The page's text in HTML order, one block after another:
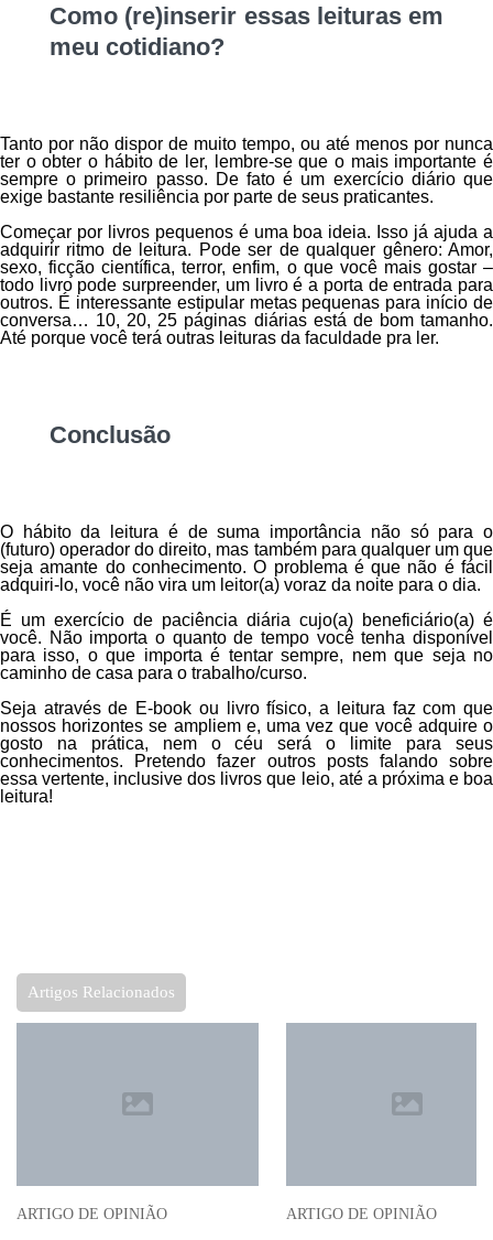
Como (re)inserir essas leituras em
meu cotidiano?
Tanto por não dispor de muito tempo, ou até menos por nunca
ter o obter o hábito de ler, lembre-se que o mais importante é
sempre o primeiro passo. De fato é um exercício diário que
exige bastante resiliência por parte de seus praticantes.
Começar por livros pequenos é uma boa ideia. Isso já ajuda a
adquirir ritmo de leitura. Pode ser de qualquer gênero: Amor,
sexo, ficção científica, terror, enfim, o que você mais gostar –
todo livro pode surpreender, um livro é a porta de entrada para
outros. É interessante estipular metas pequenas para início de
conversa… 10, 20, 25 páginas diárias está de bom tamanho.
Até porque você terá outras leituras da faculdade pra ler.
Conclusão
O hábito da leitura é de suma importância não só para o
(futuro) operador do direito, mas também para qualquer um que
seja amante do conhecimento. O problema é que não é fácil
adquiri-lo, você não vira um leitor(a) voraz da noite para o dia.
É um exercício de paciência diária cujo(a) beneficiário(a) é
você. Não importa o quanto de tempo você tenha disponível
para isso, o que importa é tentar sempre, nem que seja no
caminho de casa para o trabalho/curso.
Seja através de E-book ou livro físico, a leitura faz com que
nossos horizontes se ampliem e, uma vez que você adquire o
gosto na prática, nem o céu será o limite para seus
conhecimentos. Pretendo fazer outros posts falando sobre
essa vertente, inclusive dos livros que leio, até a próxima e boa
leitura!
Artigos Relacionados
ARTIGO DE OPINIÃO ARTIGO DE OPINIÃO